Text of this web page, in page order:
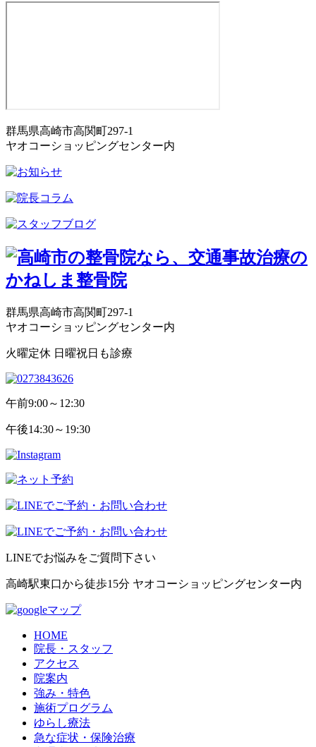
群馬県高崎市高関町297-1
ヤオコーショッピングセンター内
群馬県高崎市高関町297-1
ヤオコーショッピングセンター内
火曜定休 日曜祝日も診療
午前9:00～12:30
午後14:30～19:30
LINEでお悩みをご質問下さい
高崎駅東口から徒歩15分 ヤオコーショッピングセンター内
HOME
院長・スタッフ
アクセス
院案内
強み・特色
施術プログラム
ゆらし療法
急な症状・保険治療